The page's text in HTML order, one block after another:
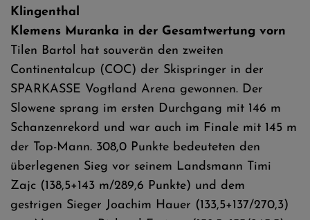
Klingenthal
Klemens Muranka in der Gesamtwertung vorn
Tilen Bartol hat souverän den zweiten
Continentalcup (COC) der Skispringer in der
SPARKASSE Vogtland Arena gewonnen. Der
Slowene sprang im ersten Durchgang mit 146 m
Schanzenrekord und war auch im Finale mit 145 m
der Top-Mann. 308,0 Punkte bedeuteten den
überlegenen Sieg vor seinem Landsmann Timi
Zajc (138,5+143 m/289,6 Punkte) und dem
gestrigen Sieger Joachim Hauer (133,5+137/270,3)